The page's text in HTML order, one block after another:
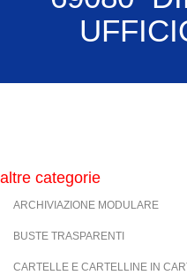
altre categorie
ARCHIVIAZIONE MODULARE
BUSTE TRASPARENTI
CARTELLE E CARTELLINE IN